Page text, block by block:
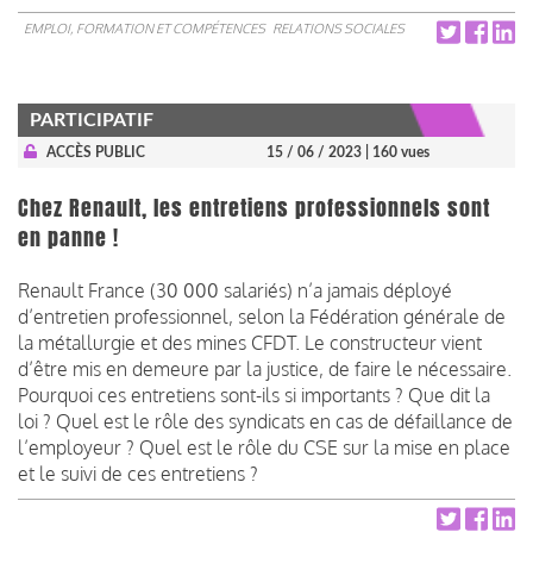
EMPLOI, FORMATION ET COMPÉTENCES RELATIONS SOCIALES
PARTICIPATIF
ACCÈS PUBLIC 15 / 06 / 2023 | 160 vues
Chez Renault, les entretiens professionnels sont
en panne !
Renault France (30 000 salariés) n’a jamais déployé
d’entretien professionnel, selon la Fédération générale de
la métallurgie et des mines CFDT. Le constructeur vient
d’être mis en demeure par la justice, de faire le nécessaire.
Pourquoi ces entretiens sont-ils si importants ? Que dit la
loi ? Quel est le rôle des syndicats en cas de défaillance de
l’employeur ? Quel est le rôle du CSE sur la mise en place
et le suivi de ces entretiens ?